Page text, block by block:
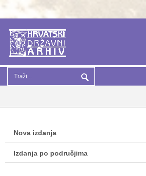
Nova izdanja
Izdanja po područjima